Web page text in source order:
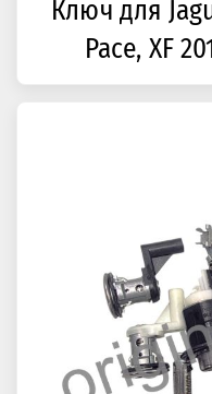
Ключ для
Pace, XF